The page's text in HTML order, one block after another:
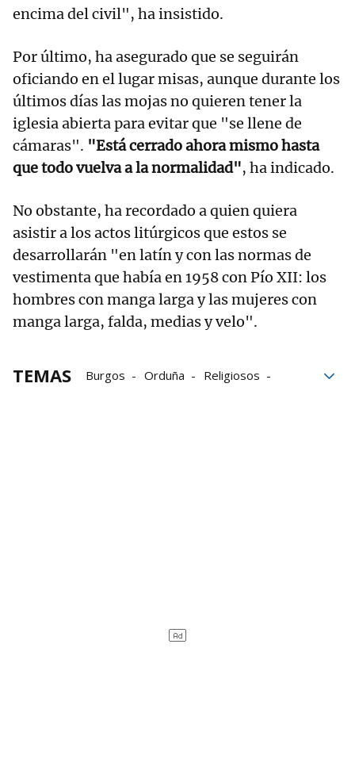
encima del civil", ha insistido.
Por último, ha asegurado que se seguirán
oficiando en el lugar misas, aunque durante los
últimos días las mojas no quieren tener la
iglesia abierta para evitar que "se llene de
cámaras". "Está cerrado ahora mismo hasta
que todo vuelva a la normalidad", ha indicado.
No obstante, ha recordado a quien quiera
asistir a los actos litúrgicos que estos se
desarrollarán "en latín y con las normas de
vestimenta que había en 1958 con Pío XII: los
hombres con manga larga y las mujeres con
manga larga, falda, medias y velo".
TEMAS Burgos Orduña
Religiosos